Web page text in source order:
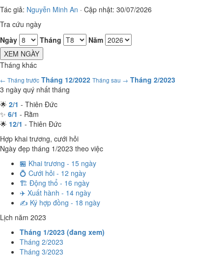
Tác giả: Nguyễn Minh An · Cập nhật: 30/07/2026
Tra cứu ngày
Ngày
Tháng
Năm
XEM NGÀY
Tháng khác
← Tháng trước Tháng 12/2022 Tháng sau → Tháng 2/2023
3 ngày quý nhất tháng
🌟 2/1 - Thiên Đức
✨ 6/1 - Rằm
🌟 12/1 - Thiên Đức
Hợp khai trương, cưới hỏi
Ngày đẹp tháng 1/2023 theo việc
🏪 Khai trương - 15 ngày
💍 Cưới hỏi - 12 ngày
🏗️ Động thổ - 16 ngày
✈️ Xuất hành - 14 ngày
✍️ Ký hợp đồng - 18 ngày
Lịch năm 2023
Tháng 1/2023 (đang xem)
Tháng 2/2023
Tháng 3/2023